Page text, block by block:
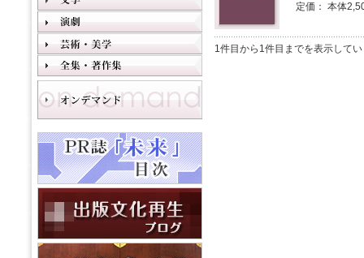
定価： 本体
1件目から1件目までを表示して